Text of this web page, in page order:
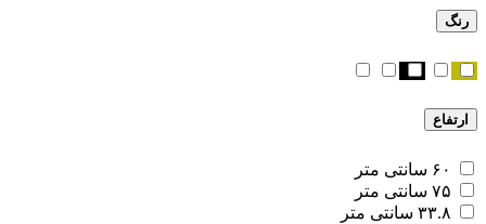
رنگ
ارتفاع
۶۰ سانتی متر
۷۵ سانتی متر
۳۳.۸ سانتی متر